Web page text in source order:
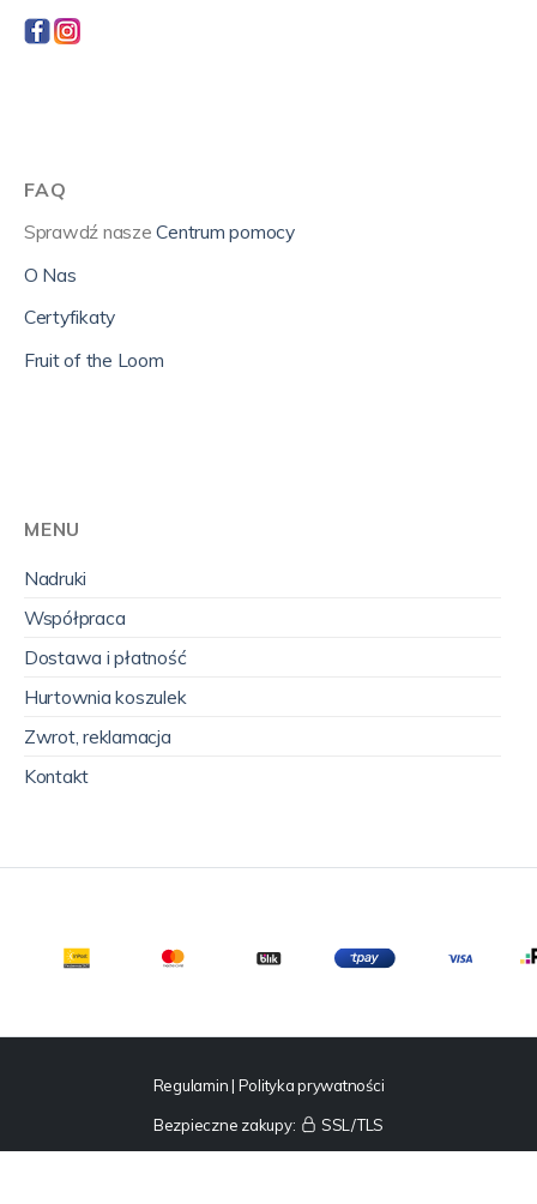
FAQ
Sprawdź naszeCentrum pomocy
O Nas
Certyfikaty
Fruit of the Loom
MENU
Nadruki
Współpraca
Dostawa i płatność
Hurtownia koszulek
Zwrot, reklamacja
Kontakt
Regulamin| Polityka prywatności
Bezpieczne zakupy: SSL/TLS